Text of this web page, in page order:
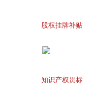
股权挂牌补贴
知识产权贯标